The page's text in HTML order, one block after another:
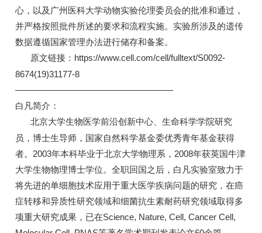
心，以及广州医科大学动物实验伦理委员会的批准和通过，
并严格按照批件所述的要求和流程实施。实验所涉及的遗传
数据遵循国家管理办法进行储存和备案。
原文链接：https://www.cell.com/cell/fulltext/S0092-
8674(19)31177-8
——————————————————
白凡简介：
北京大学生物医学前沿创新中心、生命科学学院研究
员，博士生导师，国家自然科学基金委优秀青年基金获得
者。2003年本科毕业于北京大学物理系，2008年获英国牛津
大学生物物理博士学位。全职回国之后，白凡实验室致力于
将先进的单细胞技术应用于重大医学疾病问题的研究，在癌
症转移和异质性研究领域和细菌抗生素耐药研究领域取得多
项重大研究成果，已在Science, Nature, Cell, Cancer Cell,